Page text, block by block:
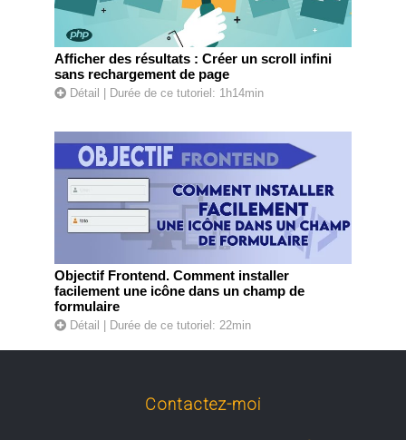
Afficher des résultats : Créer un scroll infini
sans rechargement de page
Détail | Durée de ce tutoriel: 1h14min
Objectif Frontend. Comment installer
facilement une icône dans un champ de
formulaire
Détail | Durée de ce tutoriel: 22min
Contactez-moi